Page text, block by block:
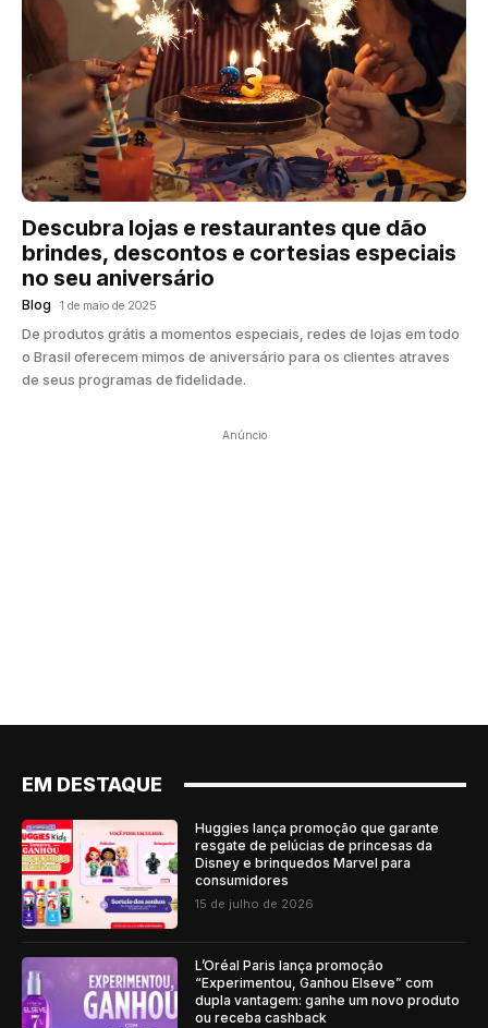
Descubra lojas e restaurantes que dão
brindes, descontos e cortesias especiais
no seu aniversário
Blog 1 de maio de 2025
De produtos grátis a momentos especiais, redes de lojas em todo
o Brasil oferecem mimos de aniversário para os clientes atraves
de seus programas de fidelidade.
Anúncio
EM DESTAQUE
Huggies lança promoção que garante
resgate de pelúcias de princesas da
Disney e brinquedos Marvel para
consumidores
15 de julho de 2026
L’Oréal Paris lança promoção
“Experimentou, Ganhou Elseve” com
dupla vantagem: ganhe um novo produto
ou receba cashback